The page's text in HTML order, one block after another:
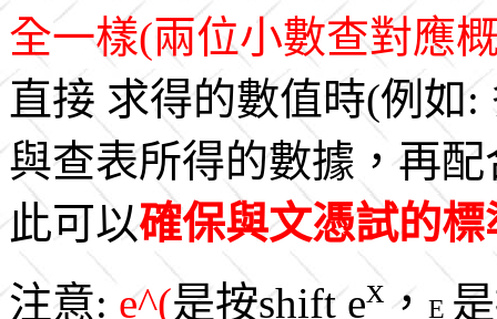
全一樣(兩位小數查對應
直接 求得的數值時(例如
與查表所得的數據，再
此可以確保與文憑試的
注意: e^(是按shift ex ， E